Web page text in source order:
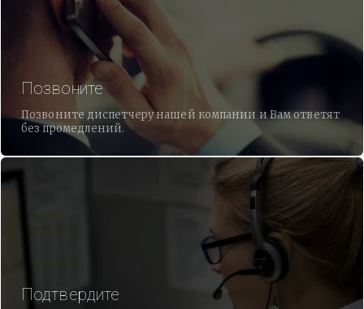
Позвоните
Позвоните диспетчеру нашей компании и Вам ответят
без промедлений.
Подтвердите